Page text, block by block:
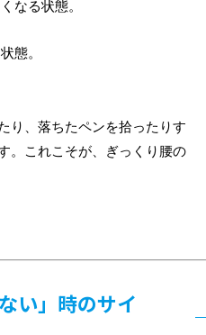
なる状態。
態。
り、落ちたペンを拾ったりす
。これこそが、ぎっくり腰の
い」時のサイ